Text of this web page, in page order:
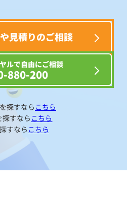
見積りのご相談
ルで自由にご相談
880-200
探すなら こちら
探すなら こちら
すなら こちら